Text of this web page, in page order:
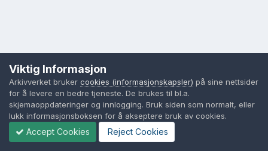
Viktig Informasjon
Arkivverket bruker cookies (informasjonskapsler) på sine nettsider
for å levere en bedre tjeneste. De brukes til bl.a.
skjemaoppdateringer og innlogging. Bruk siden som normalt, eller
lukk informasjonsboksen for å akseptere bruk av cookies.
Accept Cookies Reject Cookies